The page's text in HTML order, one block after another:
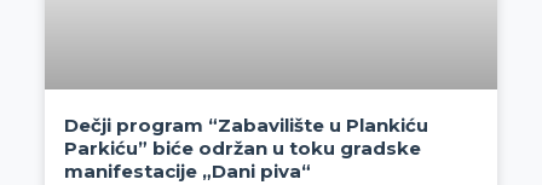
Dečji program “Zabavilište u Plankiću
Parkiću” biće održan u toku gradske
manifestacije „Dani piva“